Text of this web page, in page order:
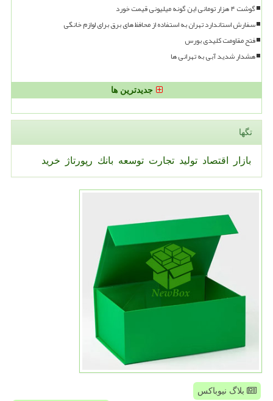
گوشت ۴ هزار تومانی این گونه میلیونی قیمت خورد
سفارش استاندارد تهران به استفاده از محافظ های برق برای لوازم خانگی
فتح مقاومت کلیدی بورس
هشدار شدید آبی به تهرانی ها
جدیدترین ها
تگها
بازار اقتصاد تولید تجارت توسعه بانك رپورتاژ خرید
بلاگ نیوباکس